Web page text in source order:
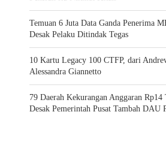
Temuan 6 Juta Data Ganda Penerima
Desak Pelaku Ditindak Tegas
10 Kartu Legacy 100 CTFP, dari
Alessandra Giannetto
79 Daerah Kekurangan Anggaran
Desak Pemerintah Pusat Tambah DAU